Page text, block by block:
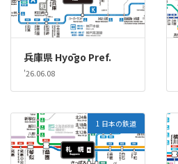
兵庫県 Hyōgo Pref.
'26.06.08
1 日本の鉄道